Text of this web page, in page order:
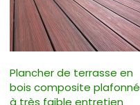
Plancher de terrasse en
bois composite plafonné
à très faible entretien